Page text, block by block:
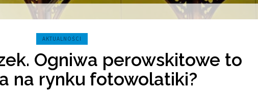
AKTUALNOŚCI
Ogniwa perowskitowe to
na rynku fotowolatiki?